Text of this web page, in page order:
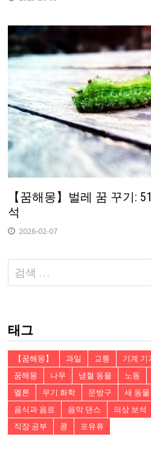
【꿈해몽】벌레 꿈 꾸기:
석
2026-02-07
다
음
태그
【꿈해몽】 과일 교통 기계 기
꿈해몽
나무 냉혈 동물 노동
멜론
무기 화학 문방구 새 동물
음식과 음료
음악 댄스 의상 보석
직장 공부
콩 포유류